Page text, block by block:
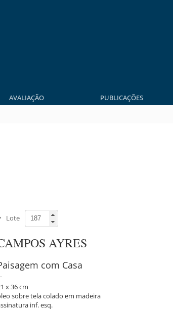
AVALIAÇÃO PUBLICAÇÕES
Lote
AYRES
com Casa
x 36 cm
sobre tela colado em madeira
inf. esq.